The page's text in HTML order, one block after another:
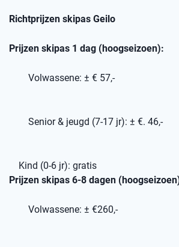
Richtprijzen skipas Geilo
Prijzen skipas 1 dag (hoogseizoen):
Volwassene: ± € 57,-
Senior & jeugd (7-17 jr): ± €. 46,-
Kind (0-6 jr): gratis
Prijzen skipas 6-8 dagen
Volwassene: ± €260,-